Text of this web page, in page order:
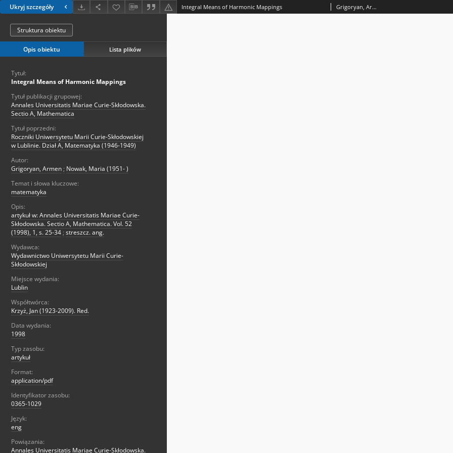
Ukryj szczegóły Integral Means of Harmonic Mappings Grigoryan, Armen; Nowak, Maria (1951- )
Struktura obiektu
Opis obiektu Lista plików
Tytuł:
Integral Means of Harmonic Mappings
Tytuł publikacji grupowej:
Annales Universitatis Mariae Curie-Skłodowska.
Sectio A, Mathematica
Tytuł poprzedni:
Roczniki Uniwersytetu Marii Curie-Skłodowskiej
w Lublinie. Dział A, Matematyka (1946-1949)
Autor:
Grigoryan, Armen ; Nowak, Maria (1951- )
Temat i słowa kluczowe:
matematyka
Opis:
artykuł w: Annales Universitatis Mariae Curie-
Skłodowska. Sectio A, Mathematica. Vol. 52
(1998), 1, s. 25-34 ; streszcz. ang.
Wydawca:
Wydawnictwo Uniwersytetu Marii Curie-
Skłodowskiej
Miejsce wydania:
Lublin
Współtwórca:
Krzyż, Jan (1923-2009). Red.
Data wydania:
1998
Typ zasobu:
artykuł
Format:
application/pdf
Identyfikator zasobu:
0365-1029
Język:
eng
Powiązania:
Annales Universitatis Mariae Curie-Skłodowska.